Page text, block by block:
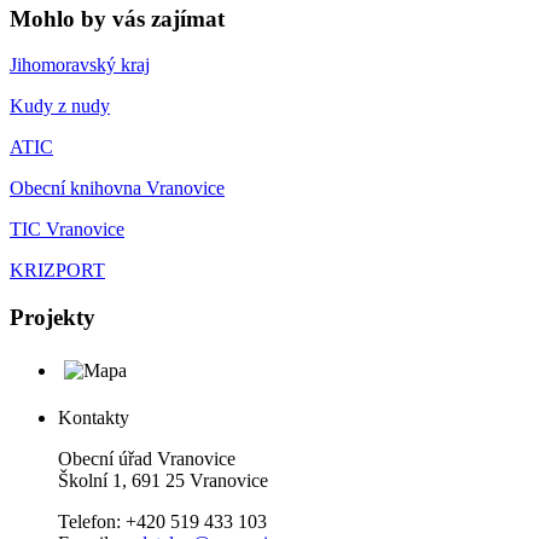
Mohlo by vás zajímat
Jihomoravský kraj
Kudy z nudy
ATIC
Obecní knihovna Vranovice
TIC Vranovice
KRIZPORT
Projekty
Kontakty
Obecní úřad Vranovice
Školní 1, 691 25 Vranovice
Telefon: +420 519 433 103